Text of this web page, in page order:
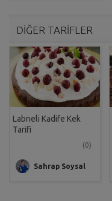
DİĞER TARİFLER
Labneli Kadife Kek
Tarifi
(0)
Sahrap Soysal